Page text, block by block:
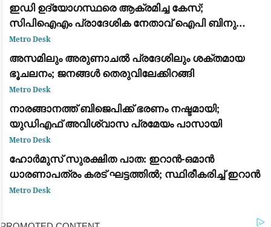
ഇഡി ഉദ്യോഗസ്ഥരെ ആക്രമിച്ച കേസ്;
സിപിഐഎം പ്രാദേശിക നേതാവ് ഐപി ബിനു
ഉള്‍പ്പടെ അഞ്ച് പ്രതികള്‍ക്ക് ജാമ്യം
Metro Desk
അസമിലും അരുണാചൽ പ്രദേശിലും ശക്തമായ
ഭൂചലനം; ജനങ്ങൾ തെരുവിലേക്കിറങ്ങി
Metro Desk
നാരങ്ങാനത്ത് ബിജെപിക്ക് ഭരണം നഷ്ടമായി;
യുഡിഎഫ് അവിശ്വാസ പ്രമേയം പാസായി
Metro Desk
ഹോർമുസ് സുരക്ഷിത പാത: ഇറാൻ-ഒമാൻ
ധാരണാപത്രം കരട് ഘട്ടത്തിൽ; സ്ഥിരീകരിച്ച് ഇറാൻ
Metro Desk